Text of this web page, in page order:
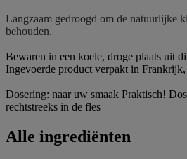
Langzaam gedroogd om de natuurlijke
behouden.
Bewaren in een koele, droge plaats uit
Ingevoerde product verpakt in
Dosering: naar uw smaak Praktisch!
rechtstreeks in de fles
Alle ingrediënten